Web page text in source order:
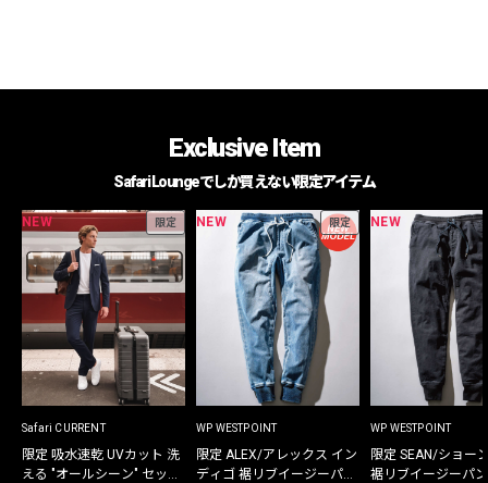
Exclusive Item
Safari Loungeでしか買えない限定アイテム
NEW 限定
Safari CURRENT
限定 吸水速乾 UVカット 洗
える "オールシーン" セット
NEW 限定
WP WESTPOINT
限定 ALEX/アレックス イン
ディゴ 裾リブイージーパン
NEW
WP WESTPOINT
限定 SEAN/ショー
裾リブイージーパ